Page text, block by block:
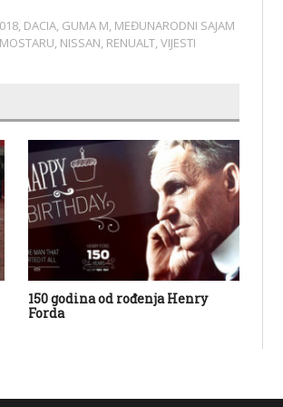
, DACIA, GUMA M, MEĐUNARODNI SAJAM
, NISSAN, RENUALT,VIJESTI
150 godina od rođenja Henry
Forda